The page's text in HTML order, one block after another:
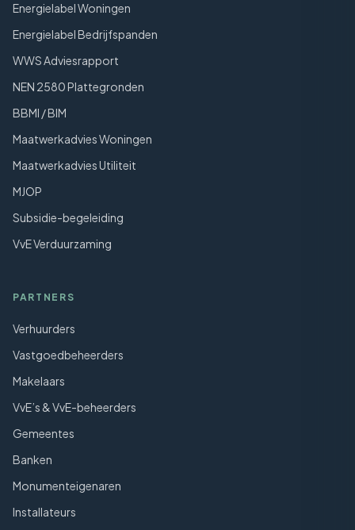
Energielabel Woningen
Energielabel Bedrijfspanden
WWS Adviesrapport
NEN 2580 Plattegronden
BBMI / BIM
Maatwerkadvies Woningen
Maatwerkadvies Utiliteit
MJOP
Subsidie-begeleiding
VvE Verduurzaming
PARTNERS
Verhuurders
Vastgoedbeheerders
Makelaars
VvE’s & VvE-beheerders
Gemeentes
Banken
Monumenteigenaren
Installateurs